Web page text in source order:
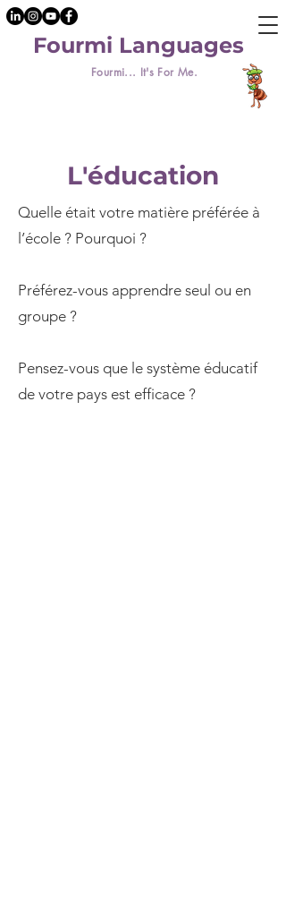
Fourmi... It's For Me.
Fourmi Languages
L'éducation
Quelle était votre matière préférée à
l’école ? Pourquoi ?
Préférez-vous apprendre seul ou en
groupe ?
Pensez-vous que le système éducatif
de votre pays est efficace ?